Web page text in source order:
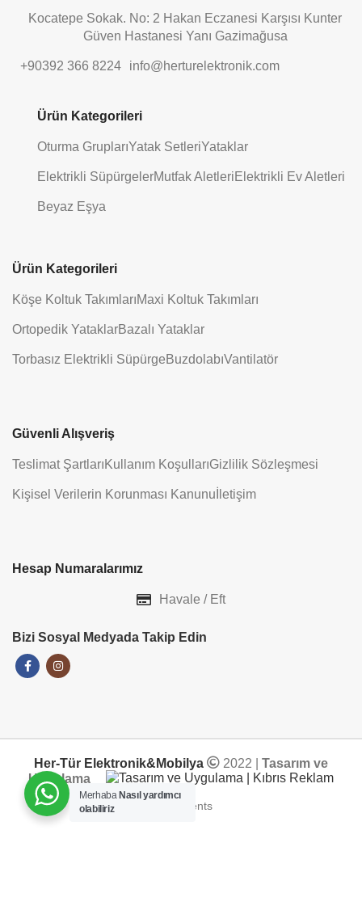
Kocatepe Sokak. No: 2 Hakan Eczanesi Karşısı Kunter
Güven Hastanesi Yanı Gazimağusa
+90392 366 8224 info@herturelektronik.com
Ürün Kategorileri
Oturma GruplarıYatak SetleriYataklar
Elektrikli SüpürgelerMutfak AletleriElektrikli Ev Aletleri
Beyaz Eşya
Ürün Kategorileri
Köşe Koltuk TakımlarıMaxi Koltuk Takımları
Ortopedik YataklarBazalı Yataklar
Torbasız Elektrikli SüpürgeBuzdolabıVantilatör
Güvenli Alışveriş
Teslimat ŞartlarıKullanım KoşullarıGizlilik Sözleşmesi
Kişisel Verilerin Korunması Kanunu İletişim
Hesap Numaralarımız
Havale / Eft
Bizi Sosyal Medyada Takip Edin
Her-Tür Elektronik&Mobilya 2022 | Tasarım ve
Uygulama
Merhaba Nasıl yardımcı
olabiliriz